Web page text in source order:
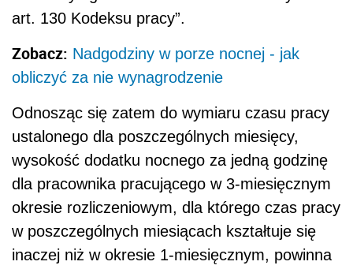
art. 130 Kodeksu pracy”.
Zobacz: Nadgodziny w porze nocnej - jak
obliczyć za nie wynagrodzenie
Odnosząc się zatem do wymiaru czasu pracy
ustalonego dla poszczególnych miesięcy,
wysokość dodatku nocnego za jedną godzinę
dla pracownika pracującego w 3-miesięcznym
okresie rozliczeniowym, dla którego czas pracy
w poszczególnych miesiącach kształtuje się
inaczej niż w okresie 1-miesięcznym, powinna